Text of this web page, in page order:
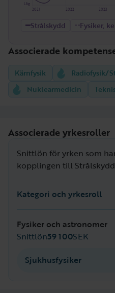
Låg
2023
2022
2021
Strålskydd Fysiker,
Associerade
Kärnfysik
Radiofysik/
Nuklearmedicin
Associerade yrkesroller
Snittlön för yrken som
kopplingen till Strålskydd
Kategori och yrkesroll
Fysiker och astronomer
Snittlön59 100SEK
Sjukhusfysiker